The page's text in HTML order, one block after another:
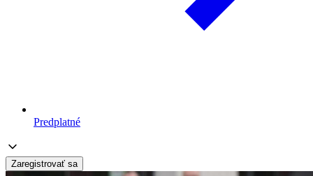
Predplatné
Zaregistrovať sa